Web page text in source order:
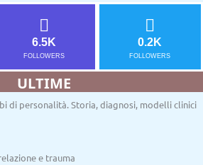
6.5K
FOLLOWERS
0.2K
FOLLOWERS
ULTIME
di personalità. Storia, diagnosi, modelli clinici
e trauma